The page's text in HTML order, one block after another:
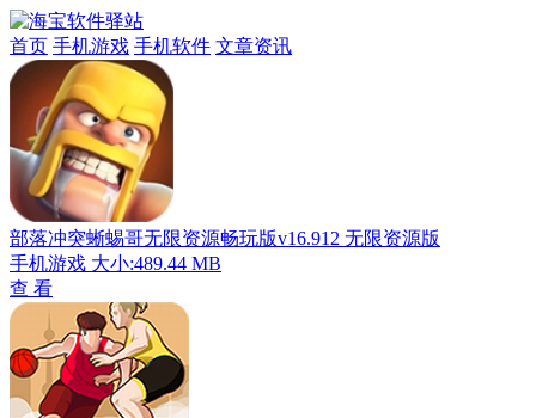
首页 手机游戏 手机软件 文章资讯
部落冲突蜥蜴哥无限资源畅玩版v16.912 无限资源版
手机游戏 大小:489.44 MB
查 看